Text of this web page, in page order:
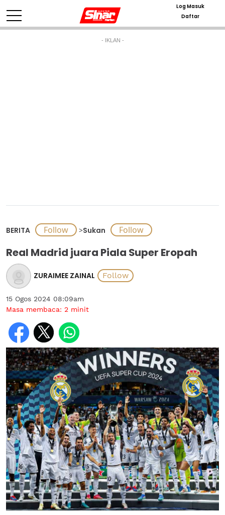
Log Masuk
Daftar
- IKLAN -
BERITA >Sukan
Real Madrid juara Piala Super Eropah
ZURAIMEE ZAINAL
15 Ogos 2024 08:09am
Masa membaca: 2 minit